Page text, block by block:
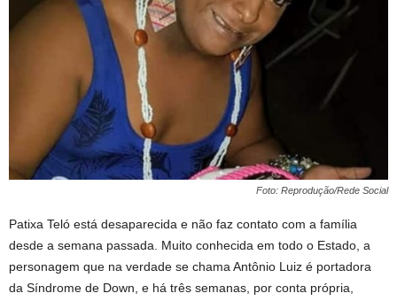
Foto: Reprodução/Rede Social
Patixa Teló está desaparecida e não faz contato com a família
desde a semana passada. Muito conhecida em todo o Estado, a
personagem que na verdade se chama Antônio Luiz é portadora
da Síndrome de Down, e há três semanas, por conta própria,